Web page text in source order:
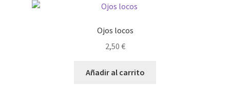
Ojos locos
2,50 €
Añadir al carrito